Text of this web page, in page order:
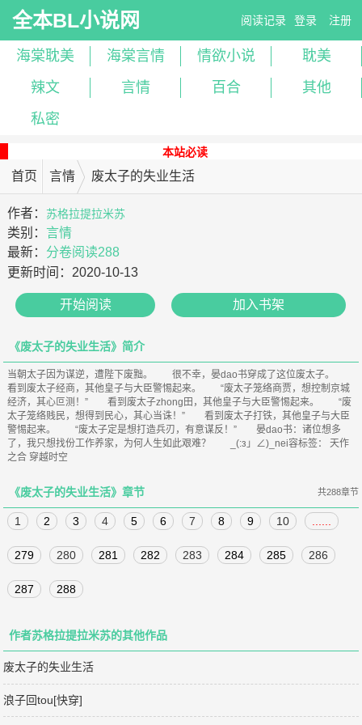
全本BL小说网 阅读记录 登录 注册
海棠耽美 海棠言情 情欲小说
耽美
辣文
言情 百合
其他
私密
本站必读
首页 言情 废太子的失业生活
作者：苏格拉提拉米苏
类别：言情
最新： 分卷阅读288
更新时间： 2020-10-13
开始阅读 加入书架
《废太子的失业生活》简介
当朝太子因为谋逆，遭陛下废黜。 很不幸，晏dao书穿成了这位废太子。
看到废太子经商，其他皇子与大臣警惕起来。 “废太子笼络商贾，想控制京城
经济，其心叵测！” 看到废太子zhong田，其他皇子与大臣警惕起来。 “废
太子笼络贱民，想得到民心，其心当诛！” 看到废太子打铁，其他皇子与大臣
警惕起来。 “废太子定是想打造兵刃，有意谋反！” 晏dao书：诸位想多
了，我只想找份工作养家，为何人生如此艰难？ _(:з」∠)_nei容标签： 天作
之合 穿越时空
《废太子的失业生活》章节 共288章节
1 2 3 4 5 6 7 8 9 10
279 280 281 282 283 284 285 286
287 288
作者苏格拉提拉米苏的其他作品
废太子的失业生活
浪子回tou[快穿]